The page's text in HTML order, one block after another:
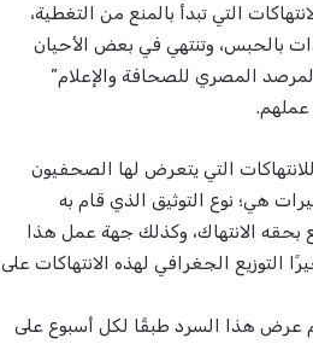
التي تبدأ بالمنع من التغطية،
بالحبس، وتنتهي في بعض الأحيان
المصري للصحافة والإعلام”
عملهم.
التي يتعرض لها الصحفيون
خلال الشهر المنقضي، ويتم هذا العرض والتصنيف عبر 7 متغيرات هي؛ نوع التوثيق الذي قام به
بحقه الانتهاك، وكذلك جهة عمل هذا
التوزيع الجغرافي لهذه الانتهاكات على
عرض هذا السرد طبقًا لكل أسبوع على